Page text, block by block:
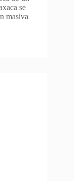
se
masiva